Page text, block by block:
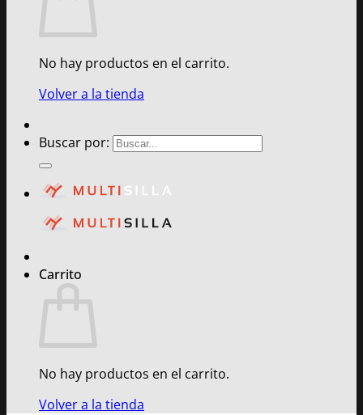
No hay productos en el carrito.
Volver a la tienda
Buscar por:
Carrito
No hay productos en el carrito.
Volver a la tienda